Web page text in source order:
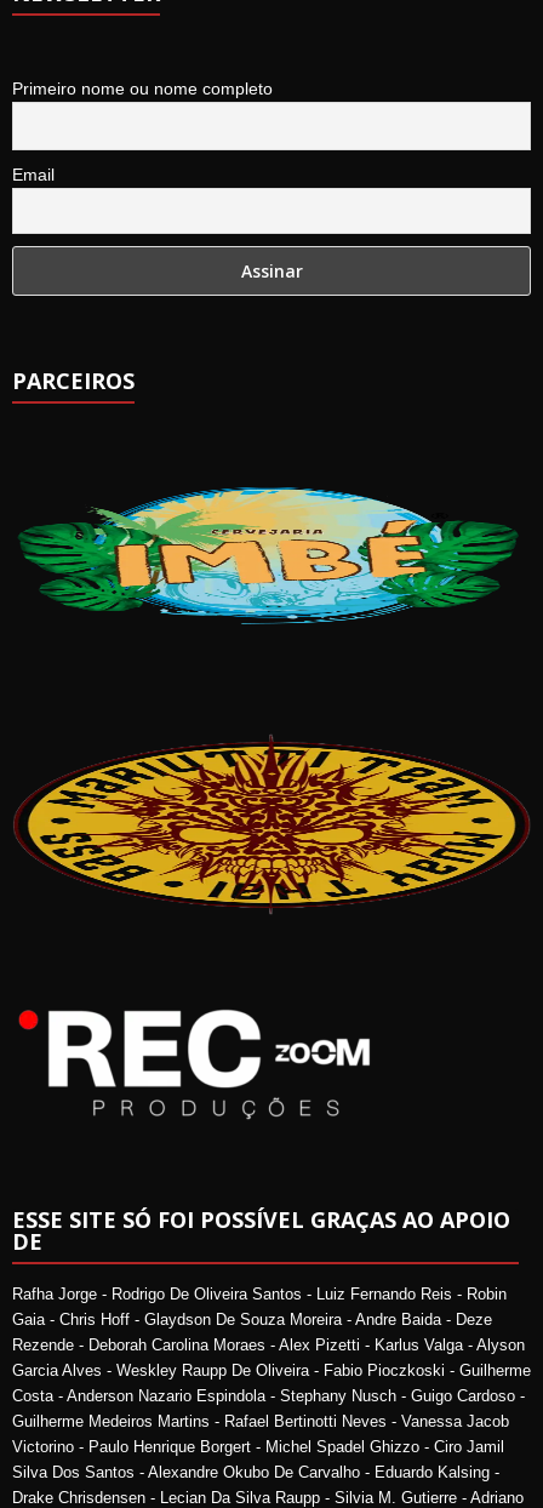
Primeiro nome ou nome completo
Email
PARCEIROS
ESSE SITE SÓ FOI POSSÍVEL GRAÇAS AO APOIO
DE
Rafha Jorge - Rodrigo De Oliveira Santos - Luiz Fernando Reis - Robin
Gaia - Chris Hoff - Glaydson De Souza Moreira - Andre Baida - Deze
Rezende - Deborah Carolina Moraes - Alex Pizetti - Karlus Valga - Alyson
Garcia Alves - Weskley Raupp De Oliveira - Fabio Pioczkoski - Guilherme
Costa - Anderson Nazario Espindola - Stephany Nusch - Guigo Cardoso -
Guilherme Medeiros Martins - Rafael Bertinotti Neves - Vanessa Jacob
Victorino - Paulo Henrique Borgert - Michel Spadel Ghizzo - Ciro Jamil
Silva Dos Santos - Alexandre Okubo De Carvalho - Eduardo Kalsing -
Drake Chrisdensen - Lecian Da Silva Raupp - Silvia M. Gutierre - Adriano